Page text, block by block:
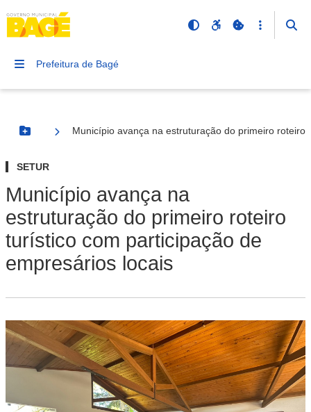
Prefeitura de Bagé
Botão Menu
Município avança na estruturação do primeiro
SETUR
Município avança na
estruturação do primeiro roteiro
turístico com participação de
empresários locais